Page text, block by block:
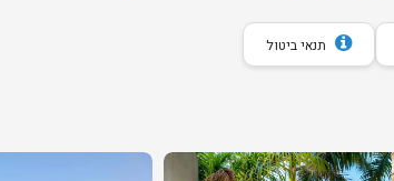
תנאי ביטול